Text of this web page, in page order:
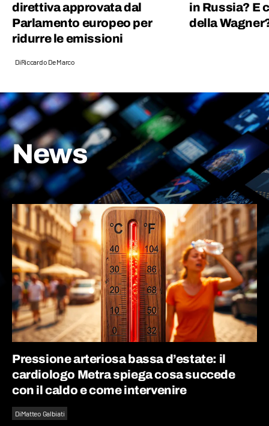
direttiva approvata dal
Parlamento europeo per
ridurre le emissioni
DiRiccardo De Marco
in Russia? E
della
News
Pressione arteriosa bassa d’estate: il
cardiologo Metra spiega cosa succede
con il caldo e come intervenire
DiMatteo Galbiati